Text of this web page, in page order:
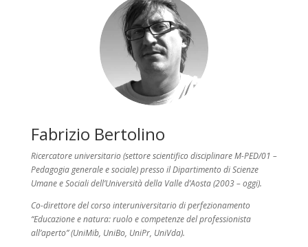
Fabrizio Bertolino
Ricercatore universitario (settore scientifico disciplinare M-PED/01 –
Pedagogia generale e sociale) presso il Dipartimento di Scienze
Umane e Sociali dell’Università della Valle d’Aosta (2003 – oggi).
Co-direttore del corso interuniversitario di perfezionamento
“Educazione e natura: ruolo e competenze del professionista
all’aperto” (UniMib, UniBo, UniPr, UniVda).